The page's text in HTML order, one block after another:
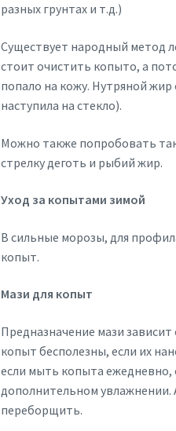
разных грунтах и т.д.)
Существует народный метод
стоит очистить копыто, а
попало на кожу. Нутряной
наступила на стекло).
Можно также попробовать
стрелку деготь и рыбий жир.
Уход за копытами зимой
В сильные морозы, для
копыт.
Мази для копыт
Предназначение мази
копыт бесполезны, если их
если мыть копыта ежедневно,
дополнительном увлажнении.
переборщить.